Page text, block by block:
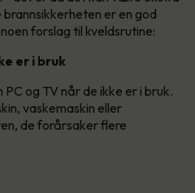
er en god
forslag til kveldsrutine:
er i bruk
og TV når de ikke er i bruk.
vaskemaskin eller
de forårsaker flere